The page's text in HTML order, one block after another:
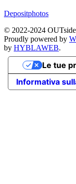
Depositphotos
© 2022-2024
Proudly powered by
by HYBLAWEB.
Informativa
Le tue